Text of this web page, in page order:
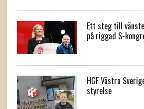
Ett steg till
på riggad S-
HGF Västra
styrelse